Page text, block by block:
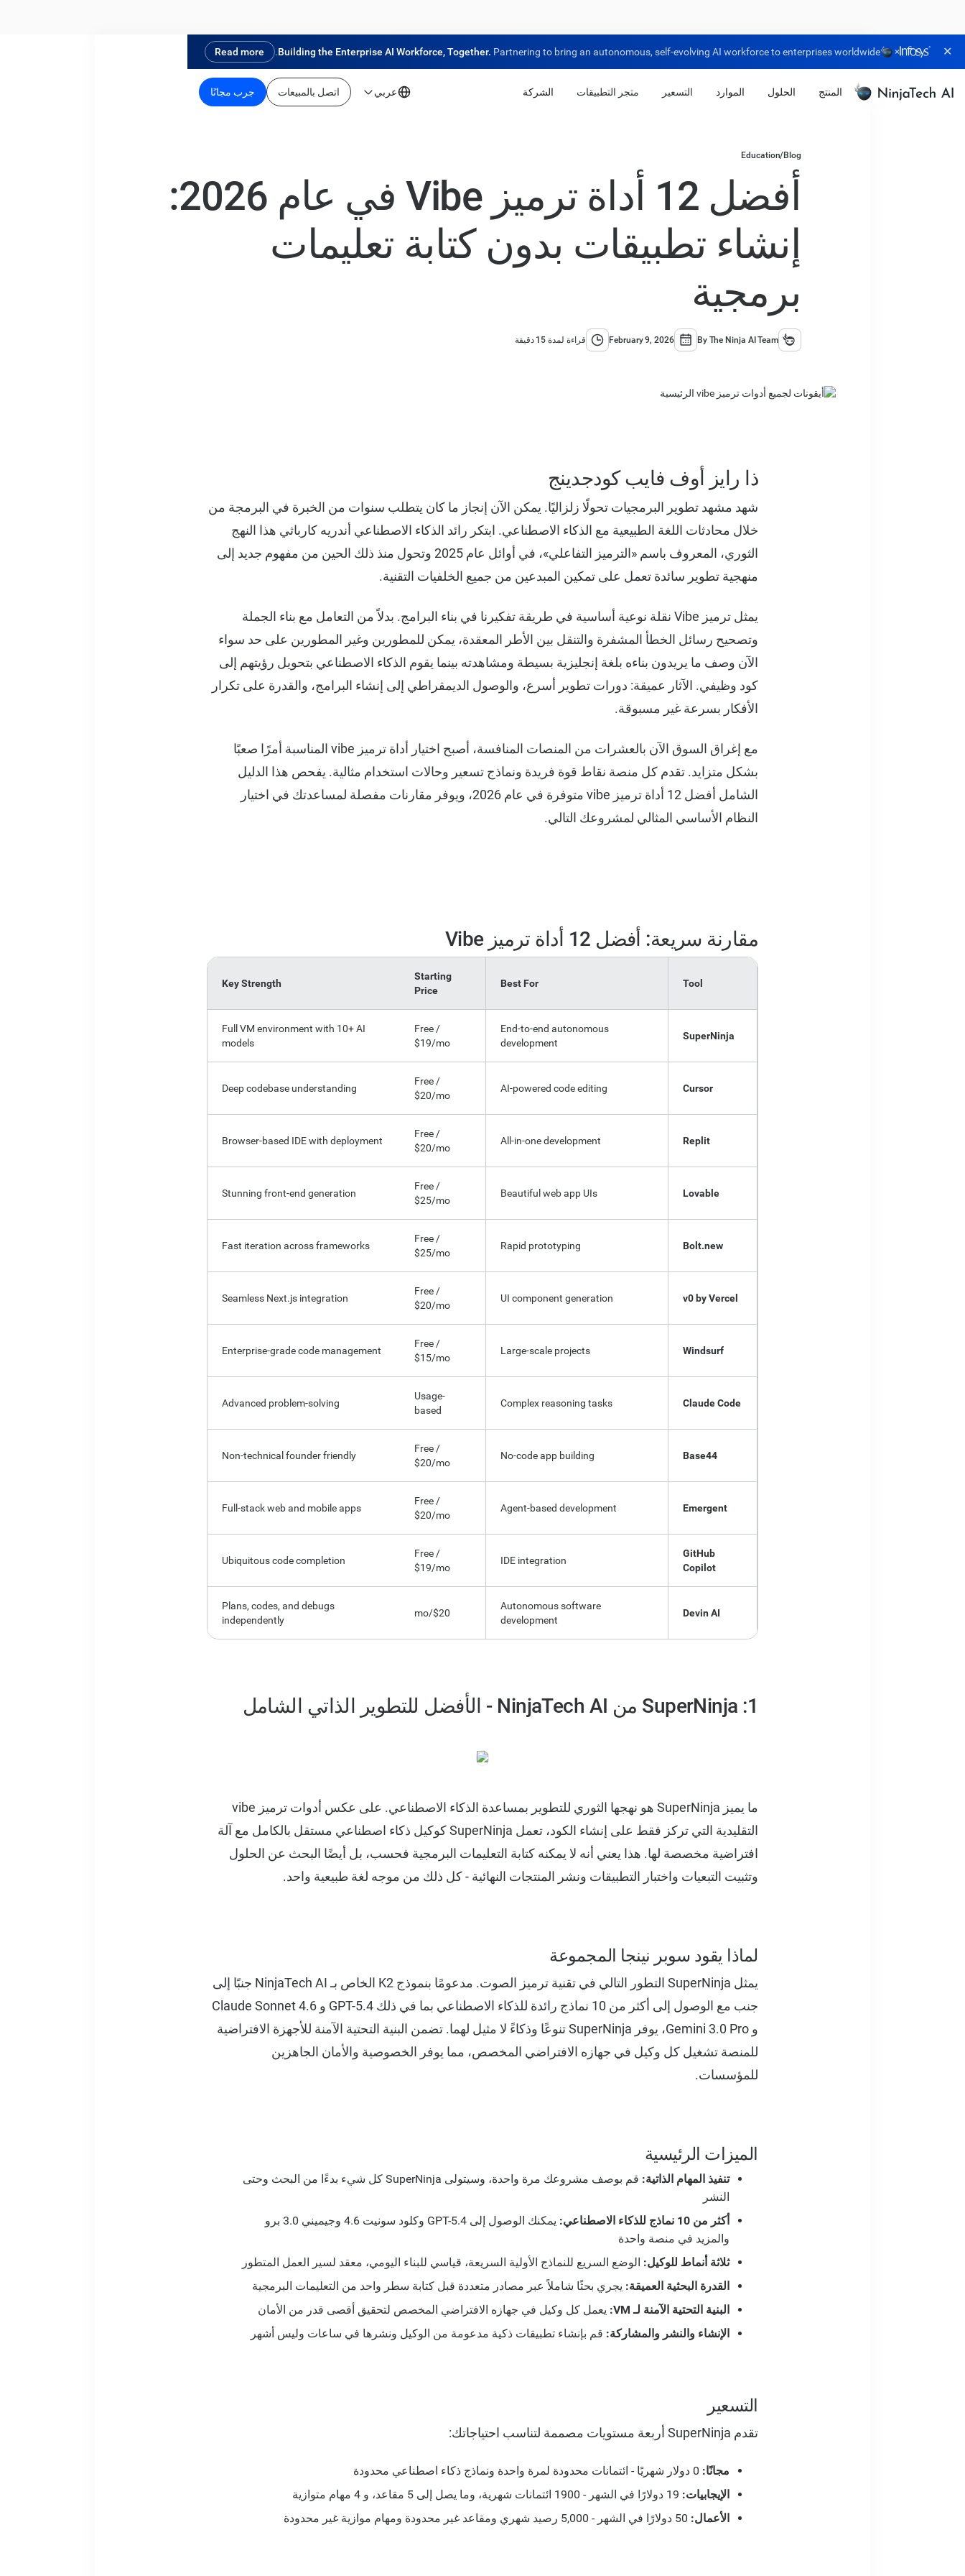
×
Building the Enterprise AI Workforce, Together. Partnering to bring an autonomous, self-evolving AI workforce to enterprises worldwide.
Read more ✕
المنتج الحلول الموارد التسعير متجر التطبيقات الشركة عربي اتصل بالمبيعات جرب مجانًا
Blog
/
Education
أفضل 12 أداة ترميز Vibe في عام 2026:
إنشاء تطبيقات بدون كتابة تعليمات
برمجية
By The Ninja AI Team
February 9, 2026 قراءة لمدة 15 دقيقة
ذا رايز أوف فايب كودجدينج
شهد مشهد تطوير البرمجيات تحولًا زلزاليًا. يمكن الآن إنجاز ما كان يتطلب سنوات من الخبرة في البرمجة من
خلال محادثات اللغة الطبيعية مع الذكاء الاصطناعي. ابتكر رائد الذكاء الاصطناعي أندريه كارباثي هذا النهج
الثوري، المعروف باسم «الترميز التفاعلي»، في أوائل عام 2025 وتحول منذ ذلك الحين من مفهوم جديد إلى
منهجية تطوير سائدة تعمل على تمكين المبدعين من جميع الخلفيات التقنية.
يمثل ترميز Vibe نقلة نوعية أساسية في طريقة تفكيرنا في بناء البرامج. بدلاً من التعامل مع بناء الجملة
وتصحيح رسائل الخطأ المشفرة والتنقل بين الأطر المعقدة، يمكن للمطورين وغير المطورين على حد سواء
الآن وصف ما يريدون بناءه بلغة إنجليزية بسيطة ومشاهدته بينما يقوم الذكاء الاصطناعي بتحويل رؤيتهم إلى
كود وظيفي. الآثار عميقة: دورات تطوير أسرع، والوصول الديمقراطي إلى إنشاء البرامج، والقدرة على تكرار
الأفكار بسرعة غير مسبوقة.
مع إغراق السوق الآن بالعشرات من المنصات المنافسة، أصبح اختيار أداة ترميز vibe المناسبة أمرًا صعبًا
بشكل متزايد. تقدم كل منصة نقاط قوة فريدة ونماذج تسعير وحالات استخدام مثالية. يفحص هذا الدليل
الشامل أفضل 12 أداة ترميز vibe متوفرة في عام 2026، ويوفر مقارنات مفصلة لمساعدتك في اختيار
النظام الأساسي المثالي لمشروعك التالي.
مقارنة سريعة: أفضل 12 أداة ترميز Vibe
Tool
Best For
Starting
Price
Key Strength
SuperNinja
End-to-end autonomous
development
Free /
$19/mo
Full VM environment with 10+ AI
models
Cursor
AI-powered code editing
Free /
$20/mo
Deep codebase understanding
Replit
All-in-one development
Free /
$20/mo
Browser-based IDE with deployment
Lovable
Beautiful web app UIs
Free /
$25/mo
Stunning front-end generation
Bolt.new
Rapid prototyping
Free /
$25/mo
Fast iteration across frameworks
v0 by Vercel
UI component generation
Free /
$20/mo
Seamless Next.js integration
Windsurf
Large-scale projects
Free /
$15/mo
Enterprise-grade code management
Claude Code
Complex reasoning tasks
Usage-
based
Advanced problem-solving
Base44
No-code app building
Free /
$20/mo
Non-technical founder friendly
Emergent
Agent-based development
Free /
$20/mo
Full-stack web and mobile apps
GitHub
Copilot
IDE integration
Free /
$19/mo
Ubiquitous code completion
Devin AI
Autonomous software
development
$20/mo
Plans, codes, and debugs
independently
1: SuperNinja من NinjaTech AI - الأفضل للتطوير الذاتي الشامل
ما يميز SuperNinja هو نهجها الثوري للتطوير بمساعدة الذكاء الاصطناعي. على عكس أدوات ترميز vibe
التقليدية التي تركز فقط على إنشاء الكود، تعمل SuperNinja كوكيل ذكاء اصطناعي مستقل بالكامل مع آلة
افتراضية مخصصة لها. هذا يعني أنه لا يمكنه كتابة التعليمات البرمجية فحسب، بل أيضًا البحث عن الحلول
وتثبيت التبعيات واختبار التطبيقات ونشر المنتجات النهائية - كل ذلك من موجه لغة طبيعية واحد.
لماذا يقود سوبر نينجا المجموعة
يمثل SuperNinja التطور التالي في تقنية ترميز الصوت. مدعومًا بنموذج K2 الخاص بـ NinjaTech AI جنبًا إلى
جنب مع الوصول إلى أكثر من 10 نماذج رائدة للذكاء الاصطناعي بما في ذلك GPT-5.4 و Claude Sonnet 4.6
و Gemini 3.0 Pro، يوفر SuperNinja تنوعًا وذكاءً لا مثيل لهما. تضمن البنية التحتية الآمنة للأجهزة الافتراضية
للمنصة تشغيل كل وكيل في جهازه الافتراضي المخصص، مما يوفر الخصوصية والأمان الجاهزين
للمؤسسات.
الميزات الرئيسية
تنفيذ المهام الذاتية:
قم بوصف مشروعك مرة واحدة، وسيتولى SuperNinja كل شيء بدءًا من البحث وحتى
النشر
أكثر من 10 نماذج للذكاء الاصطناعي:
يمكنك الوصول إلى GPT-5.4 وكلود سونيت 4.6 وجيميني 3.0 برو
والمزيد في منصة واحدة
ثلاثة أنماط للوكيل: الوضع السريع للنماذج الأولية السريعة، قياسي للبناء اليومي، معقد لسير العمل المتطور
القدرة البحثية العميقة: يجري بحثًا شاملاً عبر مصادر متعددة قبل كتابة سطر واحد من التعليمات البرمجية
البنية التحتية الآمنة لـ VM:
يعمل كل وكيل في جهازه الافتراضي المخصص لتحقيق أقصى قدر من الأمان
الإنشاء والنشر والمشاركة: قم بإنشاء تطبيقات ذكية مدعومة من الوكيل ونشرها في ساعات وليس أشهر
التسعير
تقدم SuperNinja أربعة مستويات مصممة لتناسب احتياجاتك:
مجانًا:
الإيجابيات:
الأعمال: